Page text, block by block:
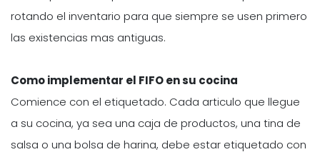
rotando el inventario para que siempre se usen primero
las existencias mas antiguas.
Como implementar el FIFO en su cocina
Comience con el etiquetado. Cada articulo que llegue
a su cocina, ya sea una caja de productos, una tina de
salsa o una bolsa de harina, debe estar etiquetado con